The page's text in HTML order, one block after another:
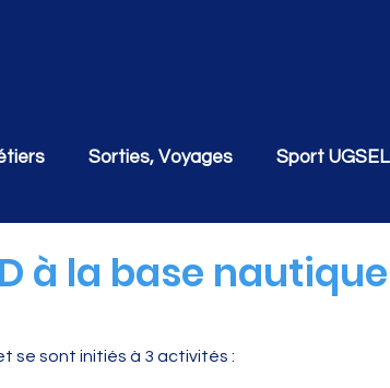
Sorties, Voyages Sport UGSEL
à la base
se sont initiés à 3 activités :